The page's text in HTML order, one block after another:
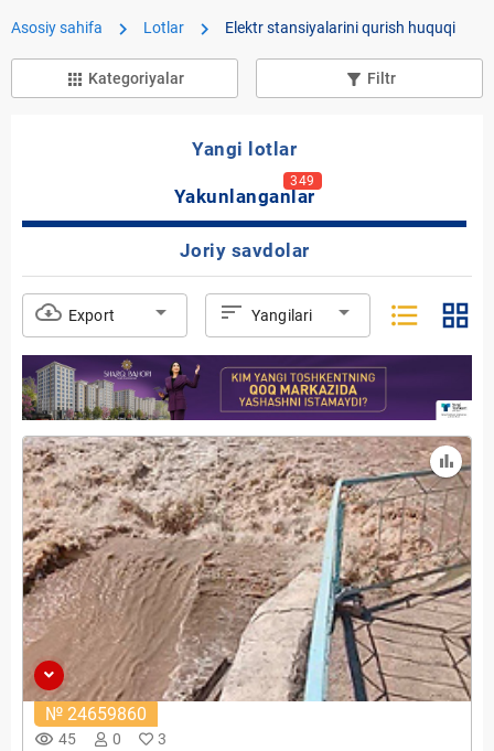
Asosiy sahifa chevron_right Lotlar chevron_right Elektr stansiyalarini qurish huquqi
apps Kategoriyalar filter_list_alt Filtr
Yangi lotlar
349
Yakunlanganlar
Joriy savdolar
cloud_download Export arrow_drop_down sort Yangilari arrow_drop_down format_list_bulleted grid_view
remove_red_eye 45 0 3
№ 24659860